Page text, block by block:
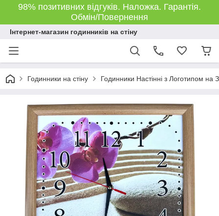
98% позитивних відгуків. Наложка. Гарантія.
Обмін/Повернення
Інтернет-магазин годинників на стіну
Годинники на стіну Годинники Настінні з Логотипом на